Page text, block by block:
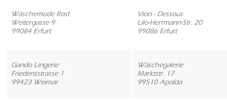
Wäschemode Rost
Weitergasse 9
99084 Erfurt
Vion - Dessous
Lilo-Herrmann-Str. 20
99086 Erfurt
Gando Lingerie
Friedensstrasse 1
99423 Weimar
Wäschegalerie
Marktstr. 17
99510 Apolda